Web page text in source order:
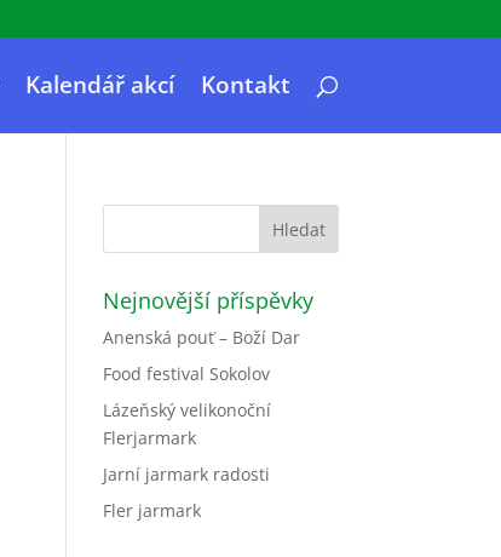
Kalendář akcí Kontakt
Nejnovější příspěvky
Anenská pouť – Boží Dar
Food festival Sokolov
Lázeňský velikonoční
Flerjarmark
Jarní jarmark radosti
Fler jarmark